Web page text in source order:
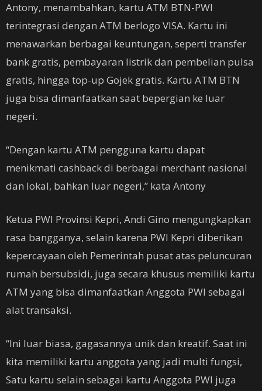
Antony, menambahkan, kartu ATM BTN-PWI
terintegrasi dengan ATM berlogo VISA. Kartu ini
menawarkan berbagai keuntungan, seperti transfer
bank gratis, pembayaran listrik dan pembelian pulsa
gratis, hingga top-up Gojek gratis. Kartu ATM BTN
juga bisa dimanfaatkan saat bepergian ke luar
negeri.
“Dengan kartu ATM pengguna kartu dapat
menikmati cashback di berbagai merchant nasional
dan lokal, bahkan luar negeri,” kata Antony
Ketua PWI Provinsi Kepri, Andi Gino mengungkapkan
rasa bangganya, selain karena PWI Kepri diberikan
kepercayaan oleh Pemerintah pusat atas peluncuran
rumah bersubsidi, juga secara khusus memiliki kartu
ATM yang bisa dimanfaatkan Anggota PWI sebagai
alat transaksi.
“Ini luar biasa, gagasannya unik dan kreatif. Saat ini
kita memiliki kartu anggota yang jadi multi fungsi,
Satu kartu selain sebagai kartu Anggota PWI juga